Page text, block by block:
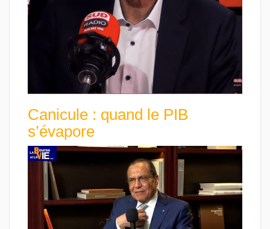
Canicule : quand le PIB
s’évapore